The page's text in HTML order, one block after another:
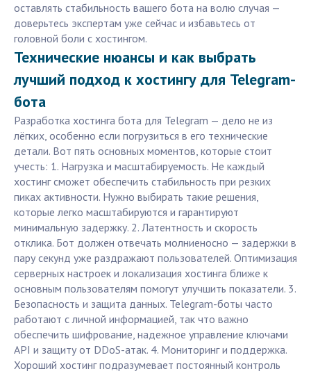
оставлять стабильность вашего бота на волю случая —
доверьтесь экспертам уже сейчас и избавьтесь от
головной боли с хостингом.
Технические нюансы и как выбрать
лучший подход к хостингу для Telegram-
бота
Разработка хостинга бота для Telegram — дело не из
лёгких, особенно если погрузиться в его технические
детали. Вот пять основных моментов, которые стоит
учесть: 1. Нагрузка и масштабируемость. Не каждый
хостинг сможет обеспечить стабильность при резких
пиках активности. Нужно выбирать такие решения,
которые легко масштабируются и гарантируют
минимальную задержку. 2. Латентность и скорость
отклика. Бот должен отвечать молниеносно — задержки в
пару секунд уже раздражают пользователей. Оптимизация
серверных настроек и локализация хостинга ближе к
основным пользователям помогут улучшить показатели. 3.
Безопасность и защита данных. Telegram-боты часто
работают с личной информацией, так что важно
обеспечить шифрование, надежное управление ключами
API и защиту от DDoS-атак. 4. Мониторинг и поддержка.
Хороший хостинг подразумевает постоянный контроль